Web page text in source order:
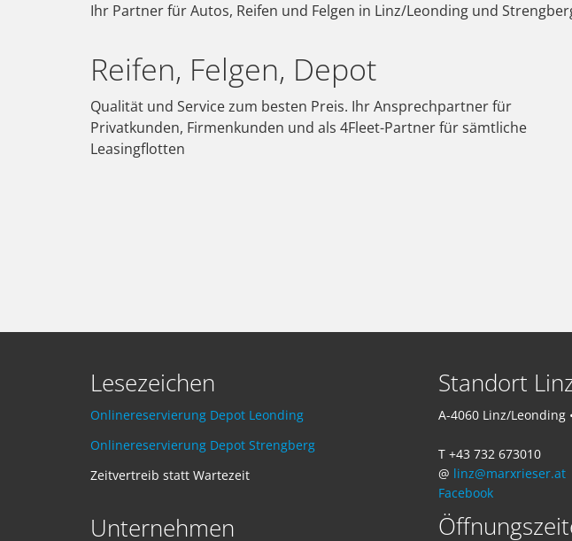
Ihr Partner für Autos, Reifen und Felgen in Linz/Leonding und
Reifen, Felgen, Depot
Qualität und Service zum besten Preis. Ihr Ansprechpartner für
Privatkunden, Firmenkunden und als 4Fleet-Partner für sämtliche
Leasingflotten
Lesezeichen
Onlinereservierung Depot Leonding
Onlinereservierung Depot Strengberg
Zeitvertreib statt Wartezeit
Unternehmen
Standort
A-4060 Linz/Leonding
T +43 732 673010
@ linz@marxrieser.at
Facebook